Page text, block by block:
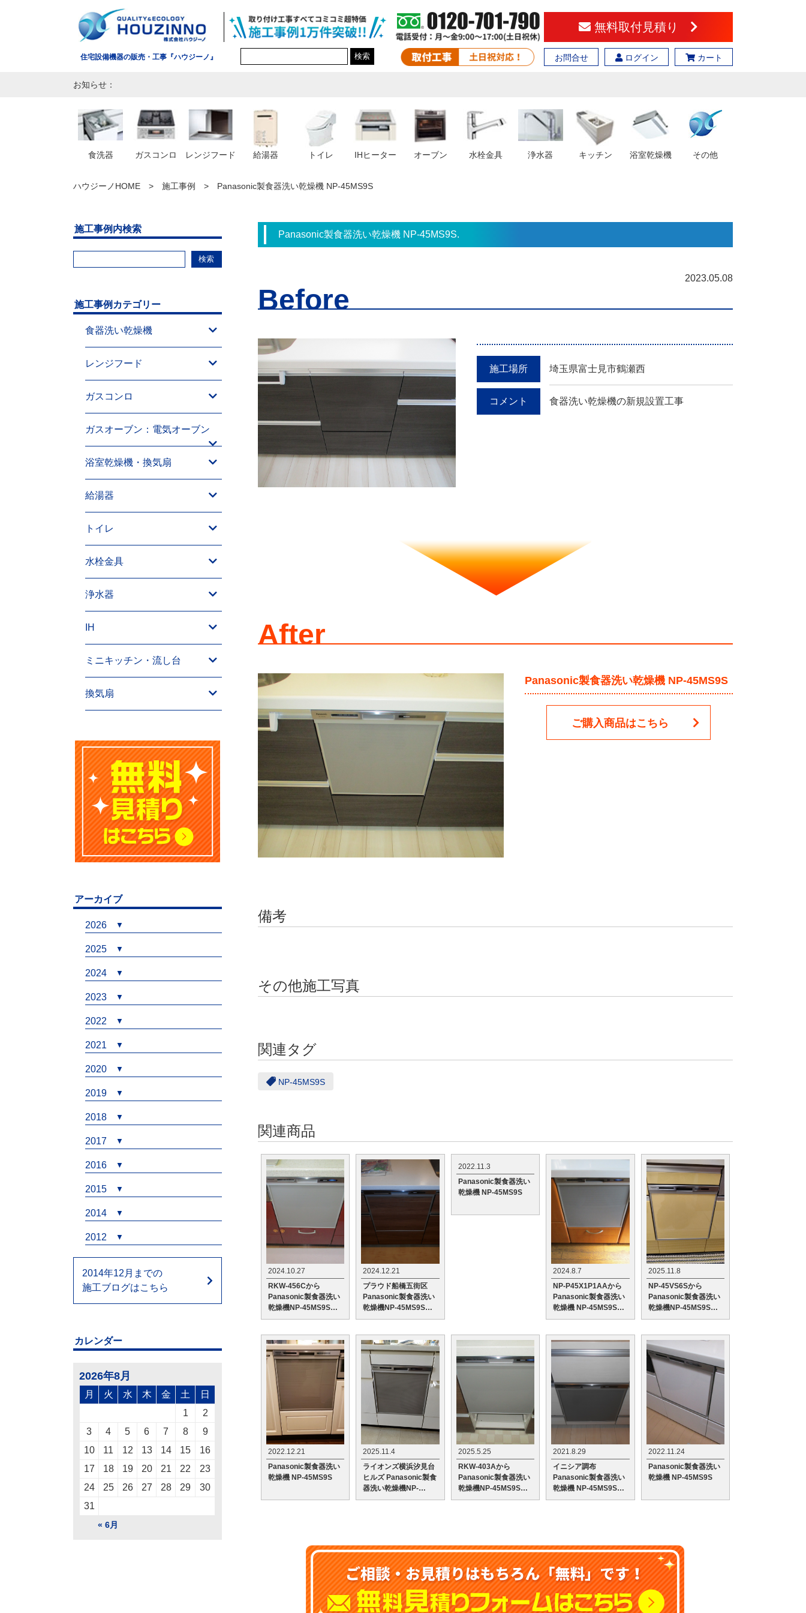
住宅設備機器の販売・工事『ハウジーノ』 検索
無料取付見積り
お問合せ ログイン カート
お知らせ：
食洗器 ガスコンロ レンジフード 給湯器 トイレ IHヒーター オーブン 水栓金具 浄水器 キッチン 浴室乾燥機 その他
ハウジーノHOME 施工事例 Panasonic製食器洗い乾燥機 NP-45MS9S
Panasonic製食器洗い乾燥機 NP-45MS9S.
2023.05.08
Before
施工場所 埼玉県富士見市鶴瀬西
コメント 食器洗い乾燥機の新規設置工事
After
Panasonic製食器洗い乾燥機 NP-45MS9S
ご購入商品はこちら
備考
その他施工写真
関連タグ
NP-45MS9S
関連商品
2024.10.27
RKW-456Cから
Panasonic製食器洗い
乾燥機NP-45MS9Sへ
の交換工事
2024.12.21
プラウド船橋五街区
Panasonic製食器洗い
乾燥機NP-45MS9Sへ
の交換工事
2022.11.3
Panasonic製食器洗い
乾燥機 NP-45MS9S
2024.8.7
NP-P45X1P1AAから
Panasonic製食器洗い
乾燥機 NP-45MS9Sへ
の交換工事
2025.11.8
NP-45VS6Sから
Panasonic製食器洗い
乾燥機NP-45MS9Sへ
の交換工事
2022.12.21
Panasonic製食器洗い
乾燥機 NP-45MS9S
2025.11.4
ライオンズ横浜汐見台
ヒルズ Panasonic製食
器洗い乾燥機NP-
45MS9Sへの交換工事
2025.5.25
RKW-403Aから
Panasonic製食器洗い
乾燥機NP-45MS9Sへ
の交換工事
2021.8.29
イニシア調布
Panasonic製食器洗い
乾燥機 NP-45MS9Sへ
の交換工事
2022.11.24
Panasonic製食器洗い
乾燥機 NP-45MS9S
施工事例内検索
検索
施工事例カテゴリー
食器洗い乾燥機
レンジフード
ガスコンロ
ガスオーブン：電気オーブン
浴室乾燥機・換気扇
給湯器
トイレ
水栓金具
浄水器
IH
ミニキッチン・流し台
換気扇
アーカイブ
2026
2025
2024
2023
2022
2021
2020
2019
2018
2017
2016
2015
2014
2012
2014年12月までの
施工ブログはこちら
カレンダー
2026年8月
月 火 水 木 金 土 日
« 6月
1
2
3
4 5 6 7 8
9
10
11 12 13 14 15
16
17
18 19 20 21 22
23
24
25 26 27 28 29
30
31